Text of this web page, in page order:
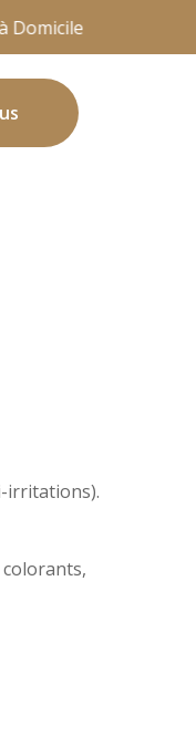
ou en Point
irritations).